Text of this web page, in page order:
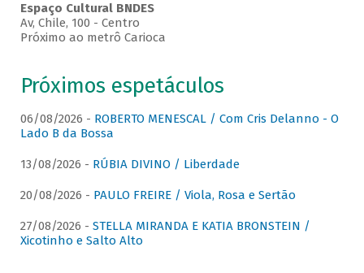
Espaço Cultural BNDES
Av, Chile, 100 - Centro
Próximo ao metrô Carioca
Próximos espetáculos
06/08/2026 - ROBERTO MENESCAL / Com Cris Delanno - O
Lado B da Bossa
13/08/2026 - RÚBIA DIVINO / Liberdade
20/08/2026 - PAULO FREIRE / Viola, Rosa e Sertão
27/08/2026 - STELLA MIRANDA E KATIA BRONSTEIN /
Xicotinho e Salto Alto